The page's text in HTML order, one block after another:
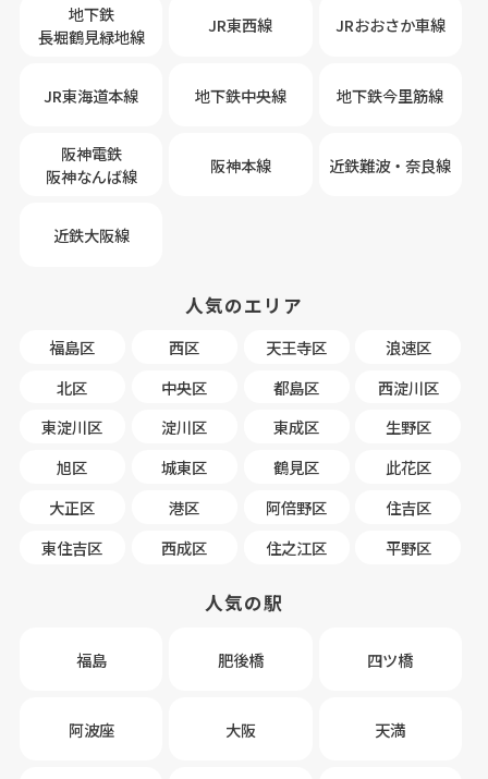
地下鉄
長堀鶴見緑地線
JR東西線 JRおおさか車線
JR東海道本線 地下鉄中央線 地下鉄今里筋線
阪神電鉄
阪神なんば線
阪神本線 近鉄難波・奈良線
近鉄大阪線
人気のエリア
福島区 西区 天王寺区
浪速区
北区
中央区 都島区
西淀川区
東淀川区
淀川区 東成区
生野区
旭区
城東区 鶴見区
此花区
大正区
港区 阿倍野区
住吉区
東住吉区
西成区 住之江区 平野区
人気の駅
福島 肥後橋 四ツ橋
阿波座 大阪 天満